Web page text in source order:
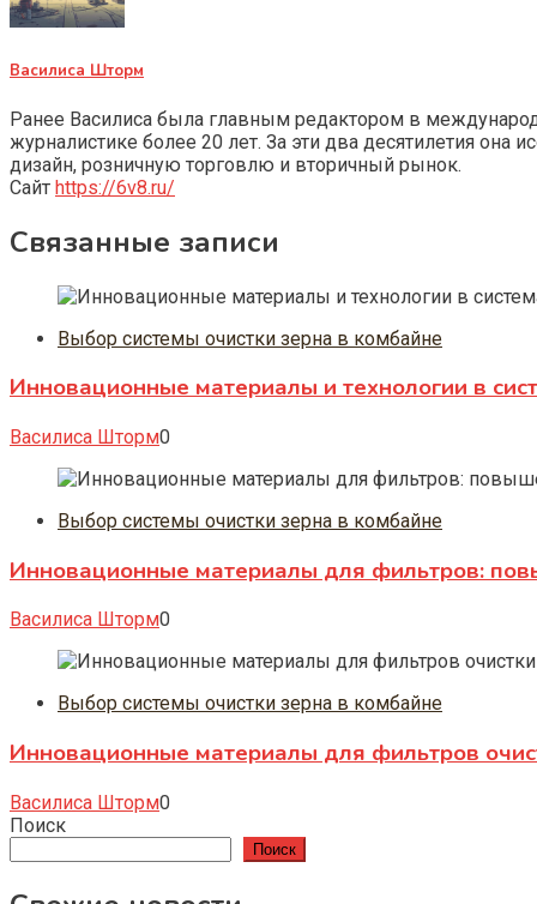
Василиса Шторм
Ранее Василиса была главным редактором в
журналистике более 20 лет. За эти два десятилетия
дизайн, розничную торговлю и вторичный рынок.
Сайт https://6v8.ru/
Связанные записи
Выбор системы очистки зерна в комбайне
Инновационные материалы и технологии в
Василиса Шторм0
Выбор системы очистки зерна в комбайне
Инновационные материалы для фильтров:
Василиса Шторм0
Выбор системы очистки зерна в комбайне
Инновационные материалы для фильтров
Василиса Шторм0
Поиск
Поиск